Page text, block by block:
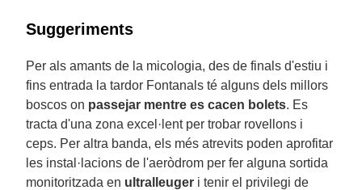
Suggeriments
Per als amants de la micologia, des de finals d'estiu i
fins entrada la tardor Fontanals té alguns dels millors
boscos on passejar mentre es cacen bolets. Es
tracta d'una zona excel·lent per trobar rovellons i
ceps. Per altra banda, els més atrevits poden aprofitar
les instal·lacions de l'aeròdrom per fer alguna sortida
monitoritzada en ultralleuger i tenir el privilegi de